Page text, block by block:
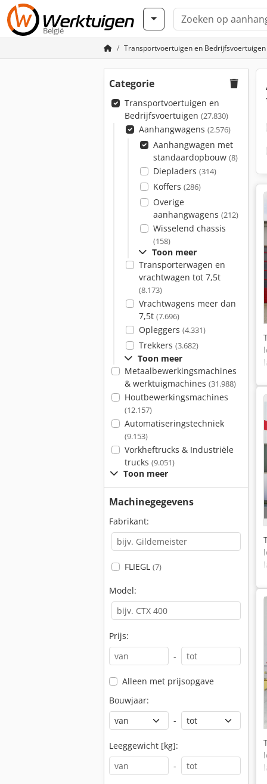
België
Transportvoertuigen en Bedrijfsvoertuigen
Categorie
Transportvoertuigen en
Bedrijfsvoertuigen (27.830)
Aanhangwagens (2.576)
Aanhangwagen met
standaardopbouw (8)
Diepladers (314)
Koffers (286)
Overige
aanhangwagens (212)
Wisselend chassis
(158)
Toon meer
Transporterwagen en
vrachtwagen tot 7,5t
(8.173)
Vrachtwagens meer dan
7,5t (7.696)
Opleggers (4.331)
Trekkers (3.682)
Toon meer
Metaalbewerkingsmachines
& werktuigmachines (31.988)
Houtbewerkingsmachines
(12.157)
Automatiseringstechniek
(9.153)
Vorkheftrucks & Industriële
trucks (9.051)
Toon meer
Machinegegevens
Fabrikant:
FLIEGL (7)
Model:
Prijs:
-
Alleen met prijsopgave
Bouwjaar:
-
Leeggewicht [kg]:
-